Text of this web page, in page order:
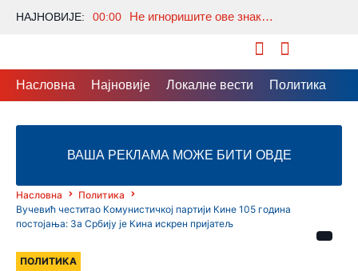
НАЈНОВИЈЕ: 00:00 Не игноришите ове знакове: Шта значи када се пробудите тачно у 3 сата ујутру?
Насловна Најновије Локалне вести Политика
ВАША РЕКЛАМА МОЖЕ БИТИ ОВДЕ
Насловна
Политика
Вучевић честитао Комунистичкој партији Кине 105 година
постојања: За Србију је Кина искрен пријатељ
ПОЛИТИКА